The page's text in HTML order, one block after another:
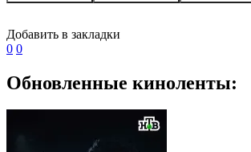
Добавить в закладки
0 0
Обновленные киноленты: